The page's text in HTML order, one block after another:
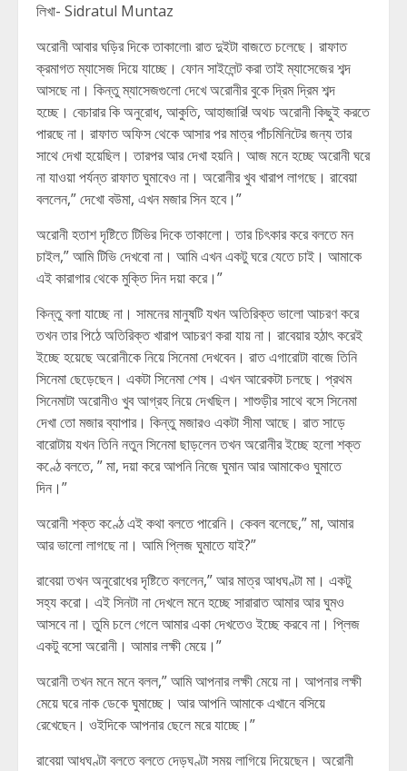
লিখা- Sidratul Muntaz
অরোনী আবার ঘড়ির দিকে তাকালো৷ রাত দুইটা বাজতে চলেছে। রাফাত
ক্রমাগত ম্যাসেজ দিয়ে যাচ্ছে। ফোন সাইলেন্ট করা তাই ম্যাসেজের শব্দ
আসছে না। কিন্তু ম্যাসেজগুলো দেখে অরোনীর বুকে দ্রিম দ্রিম শব্দ
হচ্ছে। বেচারার কি অনুরোধ, আকুতি, আহাজারি! অথচ অরোনী কিছুই করতে
পারছে না। রাফাত অফিস থেকে আসার পর মাত্র পাঁচমিনিটের জন্য তার
সাথে দেখা হয়েছিল। তারপর আর দেখা হয়নি। আজ মনে হচ্ছে অরোনী ঘরে
না যাওয়া পর্যন্ত রাফাত ঘুমাবেও না। অরোনীর খুব খারাপ লাগছে। রাবেয়া
বললেন,” দেখো বউমা, এখন মজার সিন হবে।”
অরোনী হতাশ দৃষ্টিতে টিভির দিকে তাকালো। তার চিৎকার করে বলতে মন
চাইল,” আমি টিভি দেখবো না। আমি এখন একটু ঘরে যেতে চাই। আমাকে
এই কারাগার থেকে মুক্তি দিন দয়া করে।”
কিন্তু বলা যাচ্ছে না। সামনের মানুষটি যখন অতিরিক্ত ভালো আচরণ করে
তখন তার পিঠে অতিরিক্ত খারাপ আচরণ করা যায় না। রাবেয়ার হঠাৎ করেই
ইচ্ছে হয়েছে অরোনীকে নিয়ে সিনেমা দেখবেন। রাত এগারোটা বাজে তিনি
সিনেমা ছেড়েছেন। একটা সিনেমা শেষ। এখন আরেকটা চলছে। প্রথম
সিনেমাটা অরোনীও খুব আগ্রহ নিয়ে দেখছিল। শাশুড়ীর সাথে বসে সিনেমা
দেখা তো মজার ব্যাপার। কিন্তু মজারও একটা সীমা আছে। রাত সাড়ে
বারোটায় যখন তিনি নতুন সিনেমা ছাড়লেন তখন অরোনীর ইচ্ছে হলো শক্ত
কণ্ঠে বলতে, ” মা, দয়া করে আপনি নিজে ঘুমান আর আমাকেও ঘুমাতে
দিন।”
অরোনী শক্ত কণ্ঠে এই কথা বলতে পারেনি। কেবল বলেছে,” মা, আমার
আর ভালো লাগছে না। আমি প্লিজ ঘুমাতে যাই?”
রাবেয়া তখন অনুরোধের দৃষ্টিতে বললেন,” আর মাত্র আধঘণ্টা মা। একটু
সহ্য করো। এই সিনটা না দেখলে মনে হচ্ছে সারারাত আমার আর ঘুমও
আসবে না। তুমি চলে গেলে আমার একা দেখতেও ইচ্ছে করবে না। প্লিজ
একটু বসো অরোনী। আমার লক্ষী মেয়ে।”
অরোনী তখন মনে মনে বলল,” আমি আপনার লক্ষী মেয়ে না। আপনার লক্ষী
মেয়ে ঘরে নাক ডেকে ঘুমাচ্ছে। আর আপনি আমাকে এখানে বসিয়ে
রেখেছেন। ওইদিকে আপনার ছেলে মরে যাচ্ছে।”
রাবেয়া আধঘণ্টা বলতে বলতে দেড়ঘণ্টা সময় লাগিয়ে দিয়েছেন। অরোনী